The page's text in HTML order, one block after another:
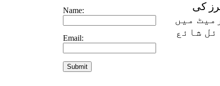
کی
میں
شائع
Name:
Email: